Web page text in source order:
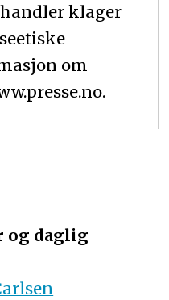
klager
om
og daglig